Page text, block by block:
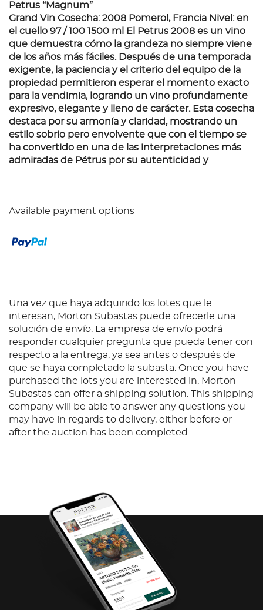
Petrus “Magnum”
Grand Vin Cosecha: 2008 Pomerol, Francia Nivel: en
el cuello 97 / 100 1500 ml El Petrus 2008 es un vino
que demuestra cómo la grandeza no siempre viene
de los años más fáciles. Después de una temporada
exigente, la paciencia y el criterio del equipo de la
propiedad permitieron esperar el momento exacto
para la vendimia, logrando un vino profundamente
expresivo, elegante y lleno de carácter. Esta cosecha
destaca por su armonía y claridad, mostrando un
estilo sobrio pero envolvente que con el tiempo se
ha convertido en una de las interpretaciones más
admiradas de Pétrus por su autenticidad y
Available payment options
Una vez que haya adquirido los lotes que le
interesan, Morton Subastas puede ofrecerle una
solución de envío. La empresa de envío podrá
responder cualquier pregunta que pueda tener con
respecto a la entrega, ya sea antes o después de
que se haya completado la subasta. Once you have
purchased the lots you are interested in, Morton
Subastas can offer a shipping solution. This shipping
company will be able to answer any questions you
may have in regards to delivery, either before or
after the auction has been completed.